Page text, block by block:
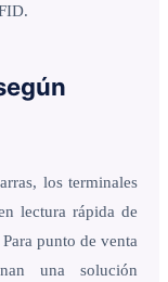
los terminales
lectura rápida de
punto de venta
una solución